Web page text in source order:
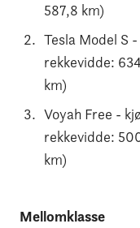
587,8 km)
Tesla Model S
rekkevidde:
km)
Voyah Free -
rekkevidde:
km)
Mellomklasse